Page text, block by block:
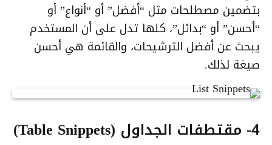
بتضمين مصطلحات مثل “أفضل” أو “أنواع” أو
“أحسن” أو “بدائل”، كلها تدل على أن المستخدم
يبحث عن أفضل الترشيحات، والقائمة هي أحسن
صيغة لذلك.
4- مقتطفات الجداول (Table Snippets)